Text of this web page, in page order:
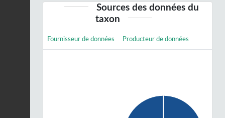
Sources des données du
taxon
Fournisseur de données Producteur de données